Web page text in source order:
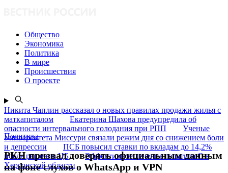
Общество
Экономика
Политика
В мире
Происшествия
О проекте
Никита Чаплин рассказал о новых правилах продажи жилья с
маткапиталом
Екатерина Шахова предупредила об
опасности интервального голодания при РПП
Ученые
Университета Миссури связали режим дня со снижением боли
и депрессии
ПСБ повысил ставки по вкладам до 14,2%
после решения ЦБ
Эффективное лечение гепатита C в
Херсонской области
Политика
РКН призвал доверять официальным данным
на фоне слухов о WhatsApp и VPN